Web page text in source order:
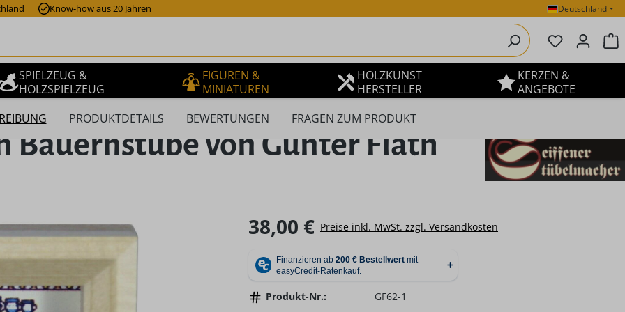
Know-how aus 20 Jahren Deutschland
Du hast 0
SPIELZEUG &
HOLZSPIELZEUG
FIGUREN &
MINIATUREN
HOLZKUNST
HERSTELLER
KERZEN &
ANGEBOTE
PRODUKTDETAILS BEWERTUNGEN FRAGEN ZUM PRODUKT
von Gunter Flath
Regulärer Preis:
38,00 € Preise inkl. MwSt. zzgl. Versandkosten
Produkt-Nr.:
GF62-1